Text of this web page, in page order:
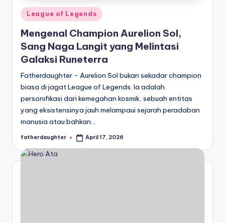
Posted
in
League of Legends
Mengenal Champion Aurelion Sol,
Sang Naga Langit yang Melintasi
Galaksi Runeterra
Fatherdaughter - Aurelion Sol bukan sekadar champion
biasa di jagat League of Legends. Ia adalah
personifikasi dari kemegahan kosmik, sebuah entitas
yang eksistensinya jauh melampaui sejarah peradaban
manusia atau bahkan…
Posted
fatherdaughter April 17, 2026